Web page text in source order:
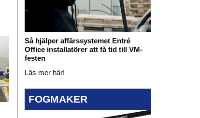
Så hjälper affärssystemet Entré
Office installatörer att få tid till VM-
festen
Läs mer här!
FOGMAKER